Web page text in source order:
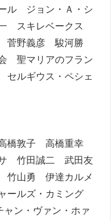
ル ジョン・Ａ・シ
スキレベークス
菅野義彦 駿河勝
聖マリアのフラン
ルギウス・ペシェ
橋敦子 高橋重幸
竹田誠二 武田友
山勇 伊達カルメ
ルズ・カミング
ン・ヴァン・ホァ